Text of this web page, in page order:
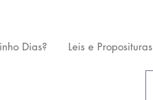
Dias? Leis e Proposituras